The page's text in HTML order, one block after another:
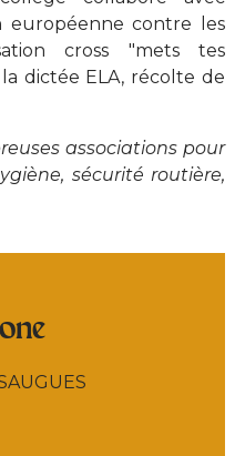
européenne contre les
cross "mets tes
dictée ELA, récolte de
associations pour
sécurité routière,